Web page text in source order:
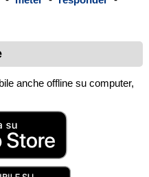
anche offline su computer,